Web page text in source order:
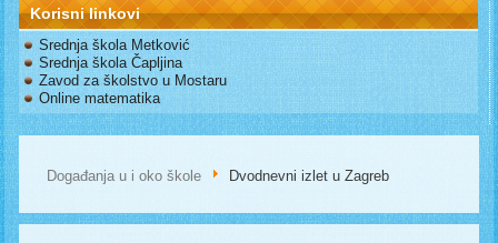
Korisni linkovi
Srednja škola Metković
Srednja škola Čapljina
Zavod za školstvo u Mostaru
Online matematika
Događanja u i oko škole Dvodnevni izlet u Zagreb